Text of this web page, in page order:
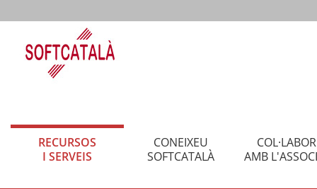
RECURSOS
I SERVEIS
CONEIXEU
SOFTCATALÀ
AMB